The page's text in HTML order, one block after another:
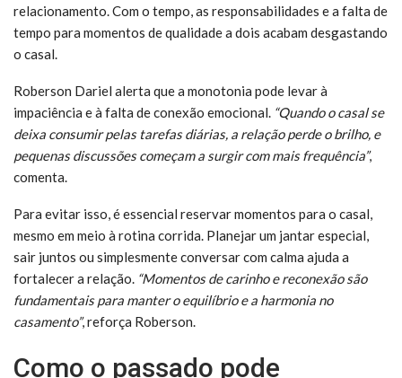
relacionamento. Com o tempo, as responsabilidades e a falta de
tempo para momentos de qualidade a dois acabam desgastando
o casal.
Roberson Dariel alerta que a monotonia pode levar à
impaciência e à falta de conexão emocional. “Quando o casal se
deixa consumir pelas tarefas diárias, a relação perde o brilho, e
pequenas discussões começam a surgir com mais frequência”,
comenta.
Para evitar isso, é essencial reservar momentos para o casal,
mesmo em meio à rotina corrida. Planejar um jantar especial,
sair juntos ou simplesmente conversar com calma ajuda a
fortalecer a relação. “Momentos de carinho e reconexão são
fundamentais para manter o equilíbrio e a harmonia no
casamento”, reforça Roberson.
Como o passado pode